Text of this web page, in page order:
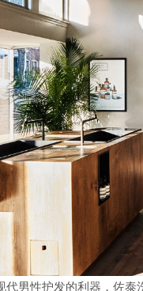
代男性护发的利器，佐泰